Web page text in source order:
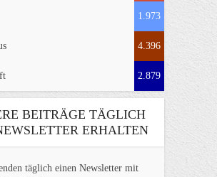
1.973
4.396
2.879
BEITRÄGE TÄGLICH
ERHALTEN
täglich einen Newsletter mit